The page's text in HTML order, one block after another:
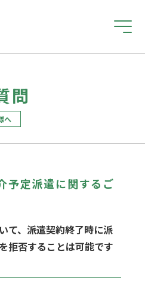
問
へ
予定派遣に関するご
て、派遣契約終了時に派
拒否することは可能です